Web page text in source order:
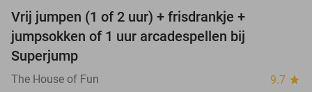
Vrij jumpen (1 of 2 uur) + frisdrankje +
jumpsokken of 1 uur arcadespellen bij
Superjump
The House of Fun 9.7 star